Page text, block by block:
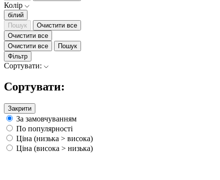
Колір
білий
Пошук
Очистити все
Очистити все
Очистити все
Пошук
Фільтр
Сортувати:
Сортувати:
Закрити
За замовчуванням
По популярності
Ціна (низька > висока)
Ціна (висока > низька)